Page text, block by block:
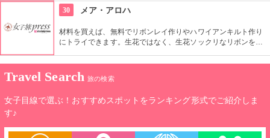
心。DFSギャラリアタワーの7階にあり、お買い物のついでに
いかが。
30 メア・アロハ
材料を買えば、無料でリボンレイ作りやハワイアンキルト作り
にトライできます。生花ではなく、生花ソックリなリボンを使
土産に持って帰れるなんて、ステキですよね。
Travel Search 旅の検索
女子目線で選ぶ！おすすめスポットをランキング形式でご紹介しま
す♪